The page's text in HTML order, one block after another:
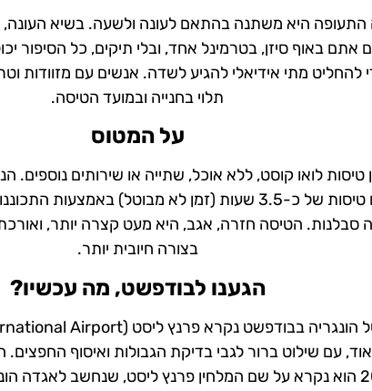
התעופה היא משתנה בהתאם לעונה ולשעה. בשיא העונה,
מתי אידיאלי להגיע לשדה. אנשים עם מזוודות
תלוי בחנייה ובמועד הטיסה.
על המטוס
לואו קוסט, ללא אוכל, שתייה או שירותים נוספים.
זאת, יש כמה דרכים להנעים טיסות של כ-3.5 שעות (זמן לא
בצורה חיובית יותר.
הגענו לבודפשט, מה עכשיו?
לבודפשט, והחל משנת 2011 הוא נקרא על שם המלחין פרנץ ליסט,